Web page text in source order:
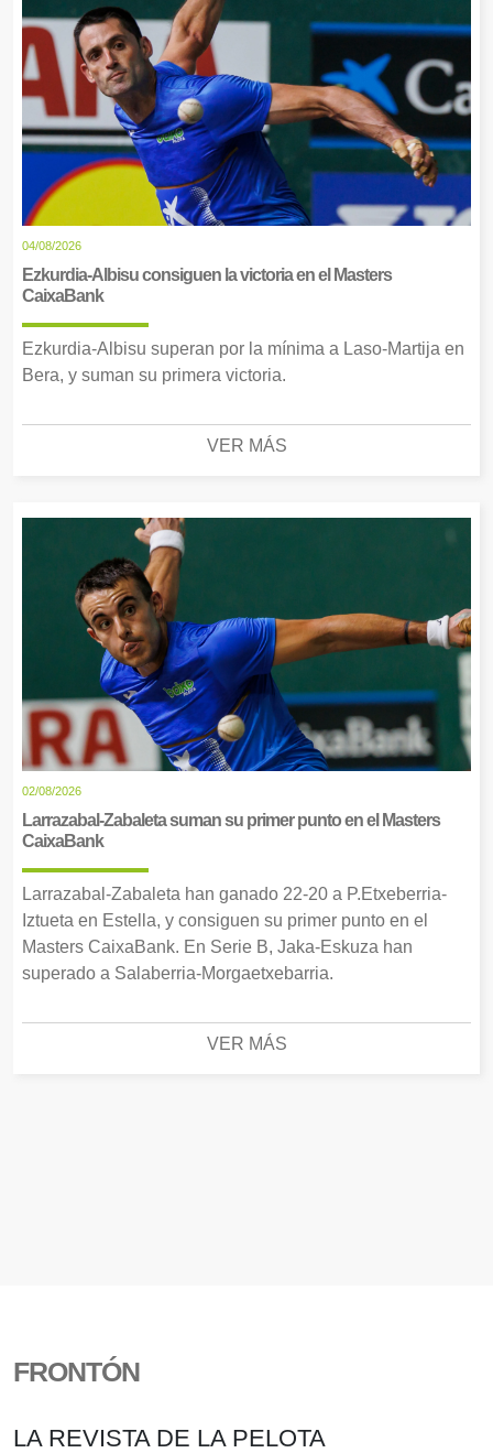
04/08/2026
Ezkurdia-Albisu consiguen la victoria en el Masters
CaixaBank
Ezkurdia-Albisu superan por la mínima a Laso-Martija en
Bera, y suman su primera victoria.
VER MÁS
02/08/2026
Larrazabal-Zabaleta suman su primer punto en el Masters
CaixaBank
Larrazabal-Zabaleta han ganado 22-20 a P.Etxeberria-
Iztueta en Estella, y consiguen su primer punto en el
Masters CaixaBank. En Serie B, Jaka-Eskuza han
superado a Salaberria-Morgaetxebarria.
VER MÁS
FRONTÓN
LA REVISTA DE LA PELOTA